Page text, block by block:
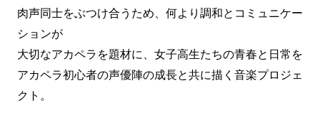
肉声同士をぶつけ合うため、何より調和とコミュニケー
ションが
大切なアカペラを題材に、女子高生たちの青春と日常を
アカペラ初心者の声優陣の成長と共に描く音楽プロジェ
クト。